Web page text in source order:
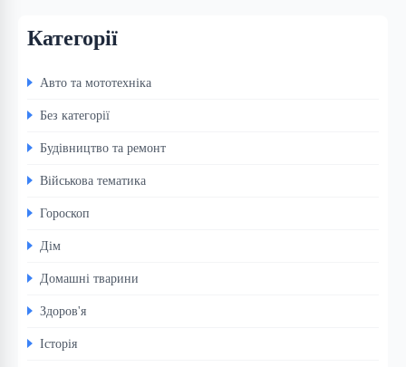
Категорії
Авто та мототехніка
Без категорії
Будівництво та ремонт
Військова тематика
Гороскоп
Дім
Домашні тварини
Здоров'я
Історія